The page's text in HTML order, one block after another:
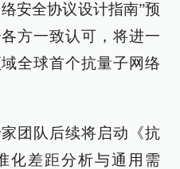
安全协议设计指南”预
方一致认可，将进一
全球首个抗量子网络
团队后续将启动《抗
化差距分析与通用需